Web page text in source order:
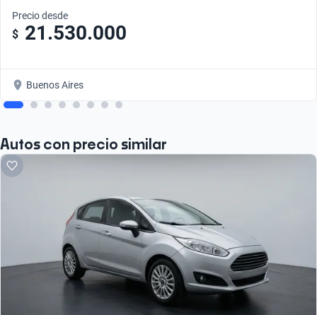
Precio desde
$ 21.530.000
Buenos Aires
Autos con precio similar